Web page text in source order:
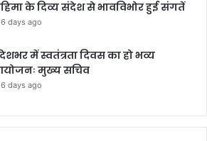
के दिव्य संदेश से भावविभोर हुई संगतें
6 days ago
में स्वतंत्रता दिवस का हो भव्य
मुख्य सचिव
6 days ago